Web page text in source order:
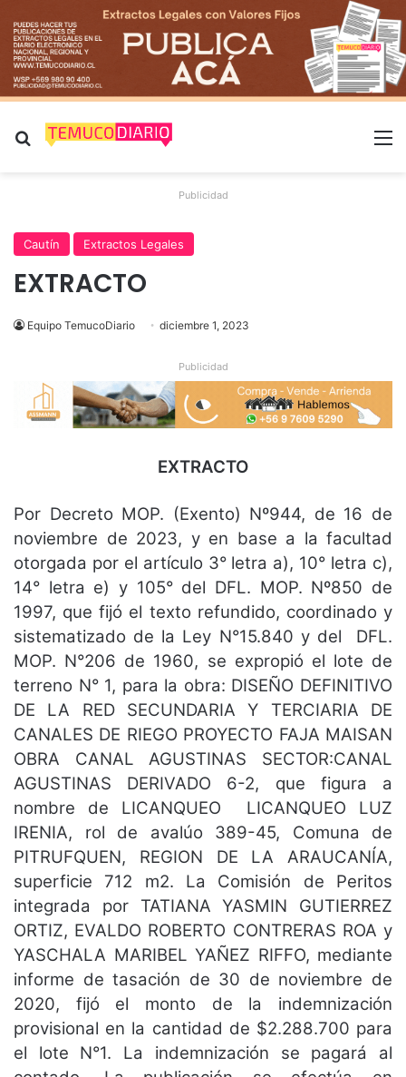
Buscar por
Publicidad
Cautín Extractos Legales
EXTRACTO
Equipo TemucoDiario diciembre 1, 2023
Publicidad
EXTRACTO
Por Decreto MOP. (Exento) Nº944, de 16 de
noviembre de 2023, y en base a la facultad
otorgada por el artículo 3° letra a), 10° letra c),
14° letra e) y 105° del DFL. MOP. Nº850 de
1997, que fijó el texto refundido, coordinado y
sistematizado de la Ley N°15.840 y del DFL.
MOP. N°206 de 1960, se expropió el lote de
terreno N° 1, para la obra: DISEÑO DEFINITIVO
DE LA RED SECUNDARIA Y TERCIARIA DE
CANALES DE RIEGO PROYECTO FAJA MAISAN
OBRA CANAL AGUSTINAS SECTOR:CANAL
AGUSTINAS DERIVADO 6-2, que figura a
nombre de LICANQUEO LICANQUEO LUZ
IRENIA, rol de avalúo 389-45, Comuna de
PITRUFQUEN, REGION DE LA ARAUCANÍA,
superficie 712 m2. La Comisión de Peritos
integrada por TATIANA YASMIN GUTIERREZ
ORTIZ, EVALDO ROBERTO CONTRERAS ROA y
YASCHALA MARIBEL YAÑEZ RIFFO, mediante
informe de tasación de 30 de noviembre de
2020, fijó el monto de la indemnización
provisional en la cantidad de $2.288.700 para
el lote N°1. La indemnización se pagará al